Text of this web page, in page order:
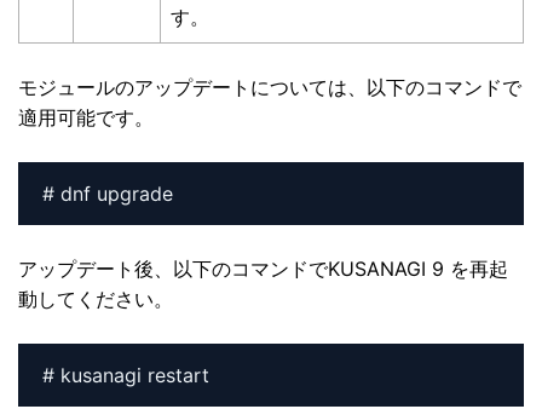
す。
モジュールのアップデートについては、以下のコマンドで
適用可能です。
# dnf upgrade
アップデート後、以下のコマンドでKUSANAGI 9 を再起
動してください。
# kusanagi restart